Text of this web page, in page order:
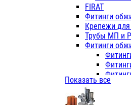
VALFEX
Трубы
Трубы
Трубы
Трубы
Трубы
FIRAT
Фитинги
Крепежи
Трубы МП и
Фитинги
Показать все